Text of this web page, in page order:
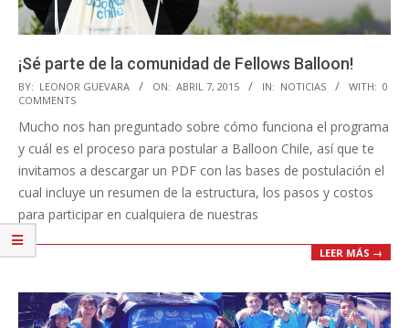
¡Sé parte de la comunidad de Fellows Balloon!
2015-
04-
07
BY: LEONOR GUEVARA ON: ABRIL 7, 2015 IN: NOTICIAS WITH: 0
COMMENTS
Mucho nos han preguntado sobre cómo funciona el programa
y cuál es el proceso para postular a Balloon Chile, así que te
invitamos a descargar un PDF con las bases de postulación el
cual incluye un resumen de la estructura, los pasos y costos
para participar en cualquiera de nuestras
LEER MÁS →